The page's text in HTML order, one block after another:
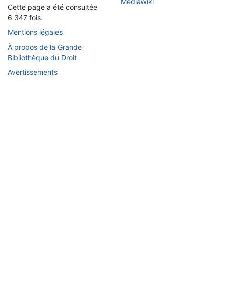
Cette page a été consultée
6 347 fois.
Mentions légales
À propos de la Grande
Bibliothèque du Droit
Avertissements